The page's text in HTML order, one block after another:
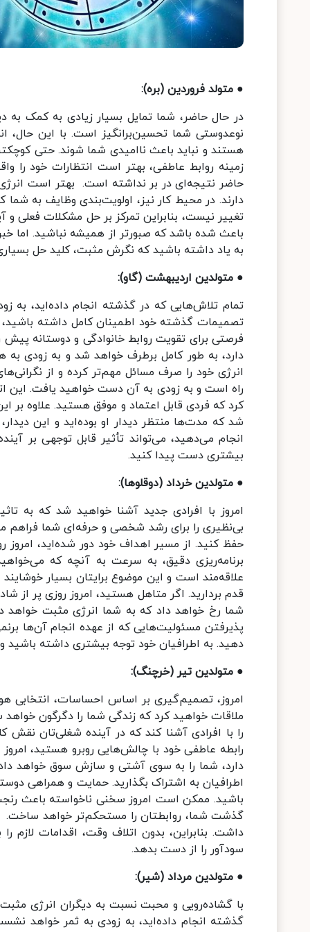
● متولد فروردین (بره):
در حال حاضر، شما تمایل بسیار زیادی به کمک به
نوعدوستی شما تحسین‌برانگیز است. با این حال،
هستند و نباید باعث ناامیدی شما شوند. حتی
زمینه روابط عاطفی، بهتر است انتظارات خود را
حاضر نتیجه‌ای در بر نداشته است. بهتر است
دارند. در محیط کار نیز، اولویت‌بندی وظایف به
تغییر نیست، بنابراین تمرکز بر حل مشکلات فعلی
باعث شده باشد که صبورتر از همیشه نباشید. اما
به یاد داشته باشید که نگرش مثبت، کلید حل
● متولدین اردیبهشت (گاو):
تمام تلاش‌هایی که در گذشته انجام داده‌اید، به
تصمیمات گذشته خود اطمینان کامل داشته باشید،
فرصتی برای تقویت روابط خانوادگی و دوستانه
دارد، به طور کامل برطرف خواهد شد و به زودی
انرژی خود را صرف مسائل مهم‌تر کرده و از
راه است و به زودی به آن دست خواهید یافت. این
کرد که فردی قابل اعتماد و موفق هستید. علاوه
شد که مدت‌ها منتظر دیدار او بوده‌اید و این
انجام می‌دهید، می‌تواند تأثیر قابل توجهی بر
بیشتری دست پیدا کنید.
● متولدین خرداد (دوقلوها):
امروز با افرادی جدید آشنا خواهید شد که به
بی‌نظیری را برای رشد شخصی و حرفه‌ای شما فراهم
حفظ کنید. از مسیر اهداف خود دور شده‌اید،
برنامه‌ریزی دقیق، به سرعت به آنچه که
علاقه‌مند است و این موضوع برایتان بسیار
قدم بردارید. اگر متاهل هستید، امروز روزی پر از
شما رخ خواهد داد که به شما انرژی مثبت خواهد
پذیرفتن مسئولیت‌هایی که از عهده انجام آن‌ها
دهید. به اطرافیان خود توجه بیشتری داشته باشید
● متولدین تیر (خرچنگ):
امروز، تصمیم‌گیری بر اساس احساسات، انتخابی
ملاقات خواهید کرد که زندگی شما را دگرگون
را با افرادی آشنا کند که در آینده شغلی‌تان نقش
رابطه عاطفی خود با چالش‌هایی روبرو هستید،
دارد، شما را به سوی آشتی و سازش سوق خواهد
اطرافیان به اشتراک بگذارید. حمایت و همراهی
باشید. ممکن است امروز سخنی ناخواسته باعث
گذشت شما، روابطتان را مستحکم‌تر خواهد ساخت.
داشت. بنابراین، بدون اتلاف وقت، اقدامات
سودآور را از دست بدهد.
● متولدین مرداد (شیر):
با گشاده‌رویی و محبت نسبت به دیگران انرژی
گذشته انجام داده‌اید، به زودی به ثمر خواهد